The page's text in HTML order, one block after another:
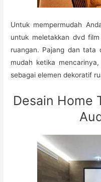
Untuk mempermudah
untuk meletakkan dvd
ruangan. Pajang dan tata
mudah ketika
sebagai elemen dekoratif
Desain Home